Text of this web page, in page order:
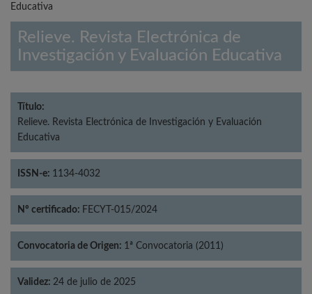
Educativa
Relieve. Revista Electrónica de
Investigación y Evaluación Educativa
Título:
Relieve. Revista Electrónica de Investigación y Evaluación
Educativa
ISSN-e: 1134-4032
Nº certificado: FECYT-015/2024
Convocatoria de Origen: 1ª Convocatoria (2011)
Validez: 24 de julio de 2025